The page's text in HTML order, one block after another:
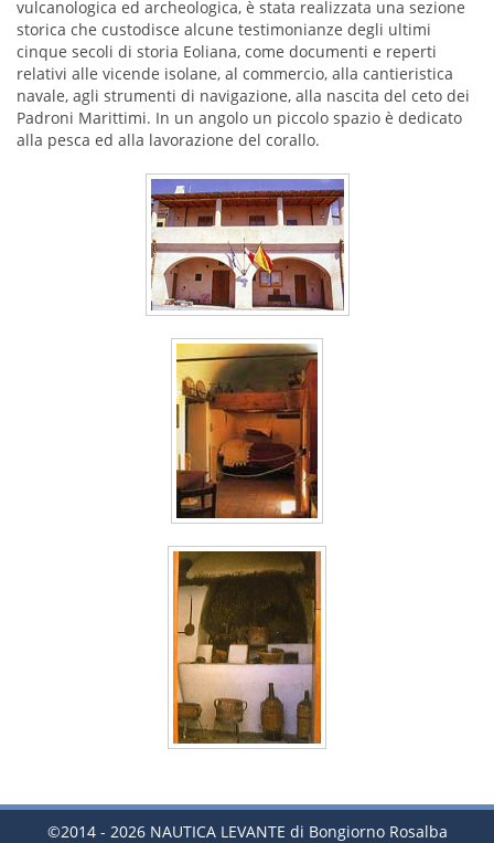
vulcanologica ed archeologica, è stata realizzata una sezione
storica che custodisce alcune testimonianze degli ultimi
cinque secoli di storia Eoliana, come documenti e reperti
relativi alle vicende isolane, al commercio, alla cantieristica
navale, agli strumenti di navigazione, alla nascita del ceto dei
Padroni Marittimi. In un angolo un piccolo spazio è dedicato
alla pesca ed alla lavorazione del corallo.
©2014 - 2026 NAUTICA LEVANTE di Bongiorno Rosalba